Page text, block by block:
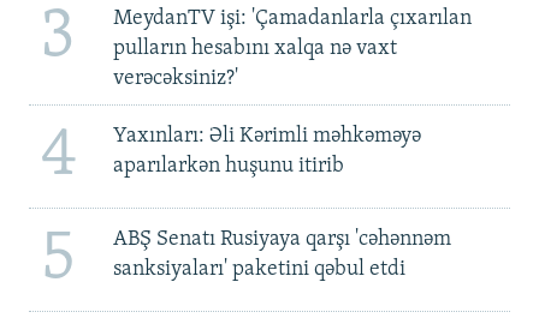
3
MeydanTV işi: 'Çamadanlarla çıxarılan
pulların hesabını xalqa nə vaxt
verəcəksiniz?'
4
Yaxınları: Əli Kərimli məhkəməyə
aparılarkən huşunu itirib
5
ABŞ Senatı Rusiyaya qarşı 'cəhənnəm
sanksiyaları' paketini qəbul etdi